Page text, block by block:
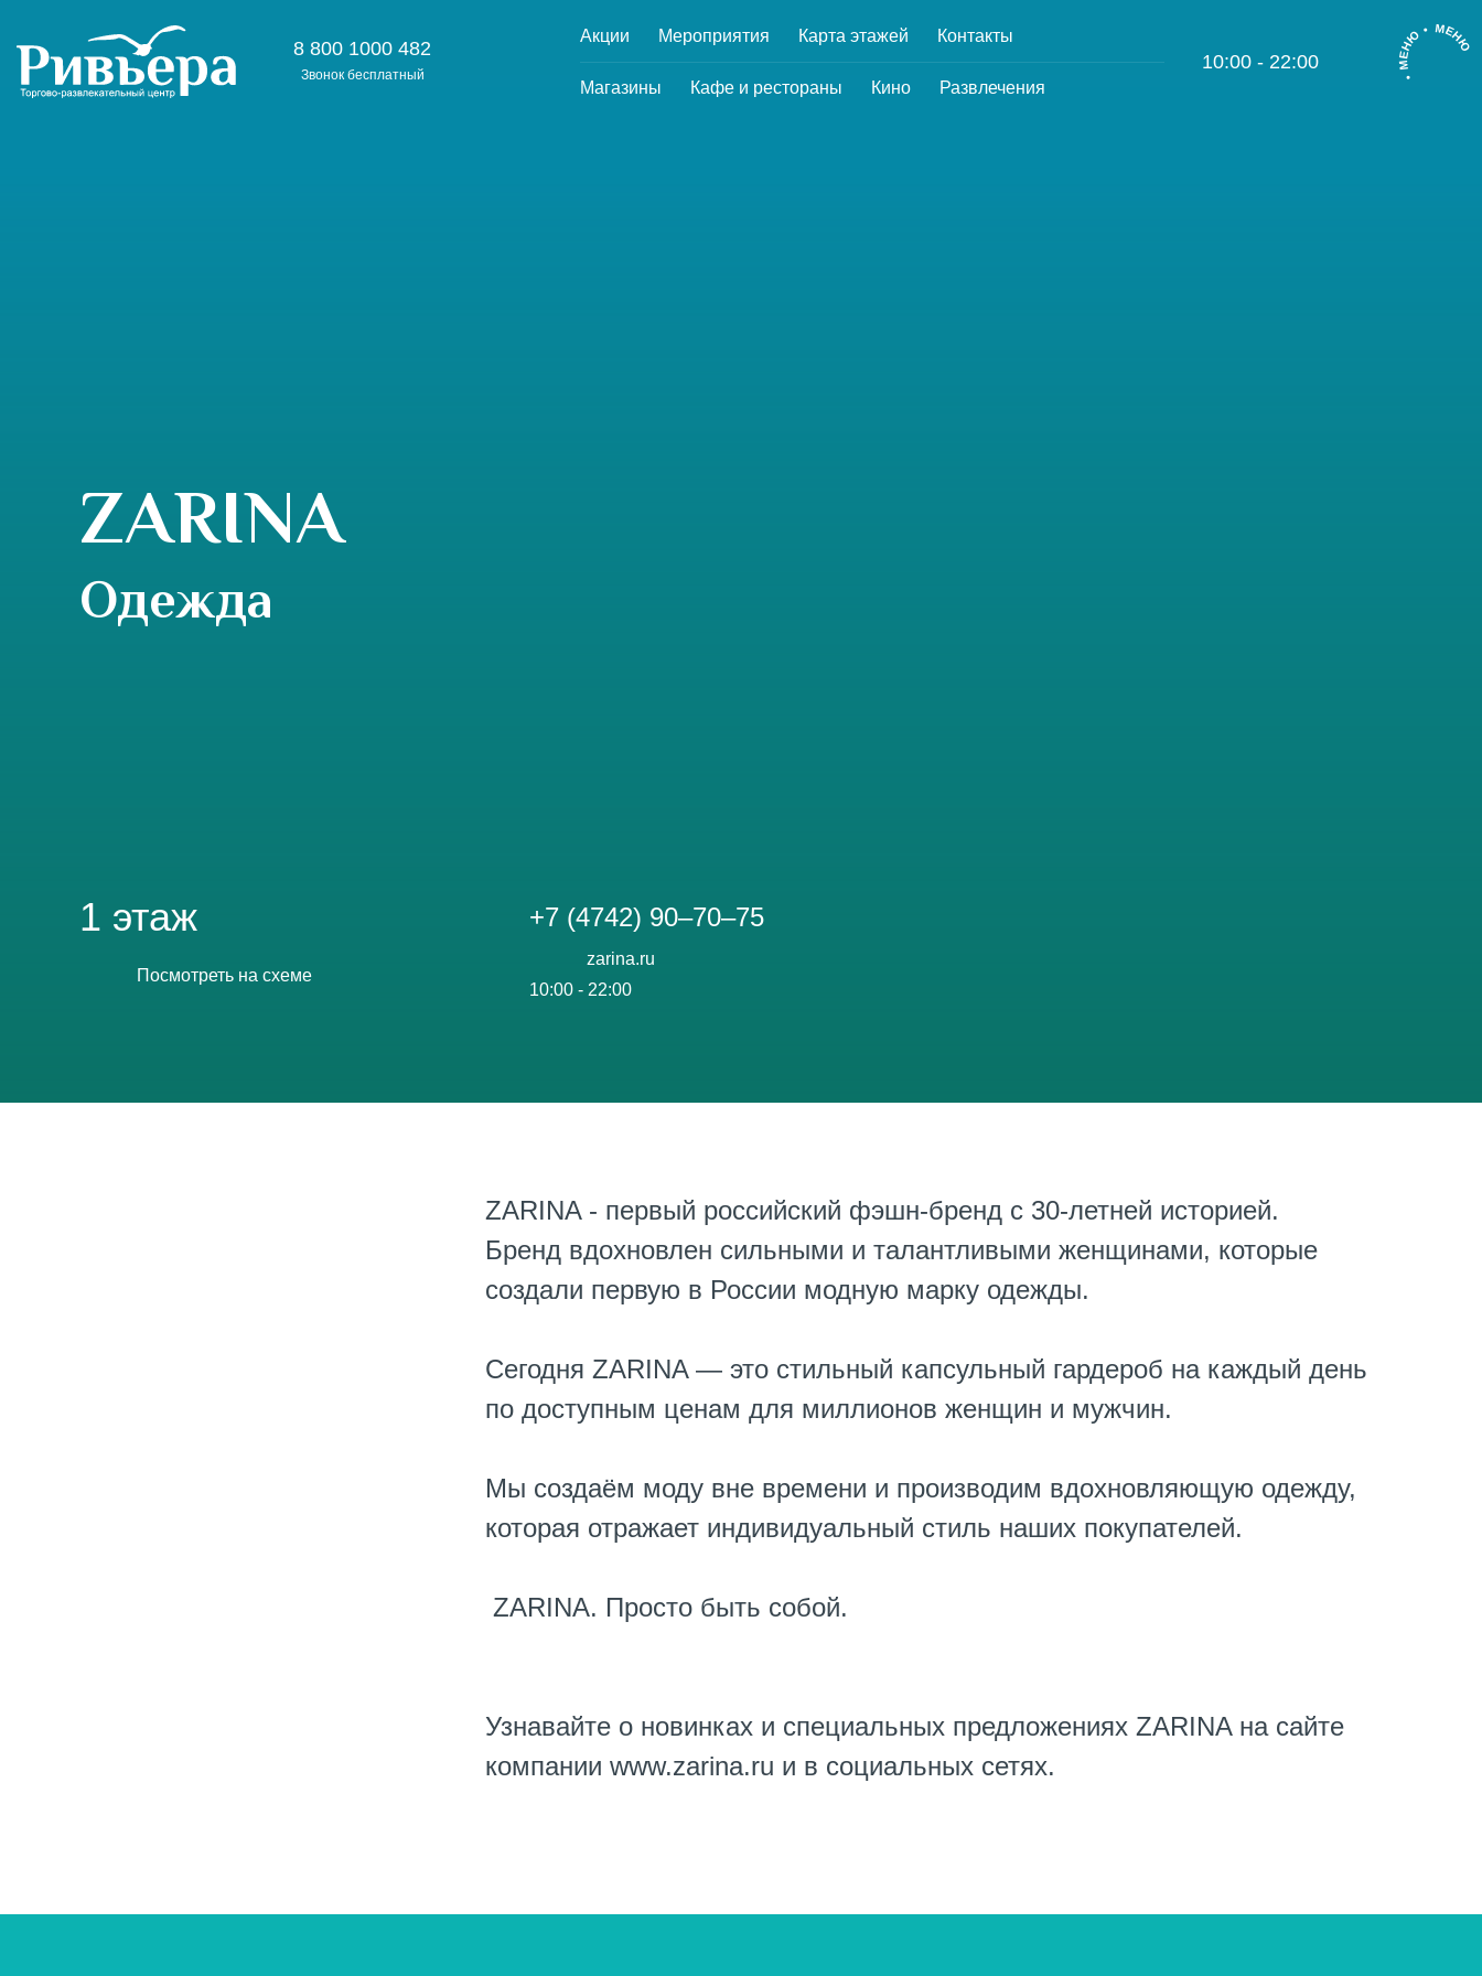
8 800 1000 482
Звонок бесплатный
Акции Мероприятия Карта этажей Контакты
Магазины Кафе и рестораны Кино Развлечения
10:00 - 22:00 • МЕНЮ • МЕНЮ
ZARINA
Одежда
1 этаж
Посмотреть на схеме
+7 (4742) 90‒70‒75
zarina.ru
10:00 - 22:00
ZARINA - первый российский фэшн-бренд с 30-летней историей.
Бренд вдохновлен сильными и талантливыми женщинами, которые
создали первую в России модную марку одежды.
Сегодня ZARINA — это стильный капсульный гардероб на каждый день
по доступным ценам для миллионов женщин и мужчин.
Мы создаём моду вне времени и производим вдохновляющую одежду,
которая отражает индивидуальный стиль наших покупателей.
ZARINA. Просто быть собой.
Узнавайте о новинках и специальных предложениях ZARINA на сайте
компании www.zarina.ru и в социальных сетях.